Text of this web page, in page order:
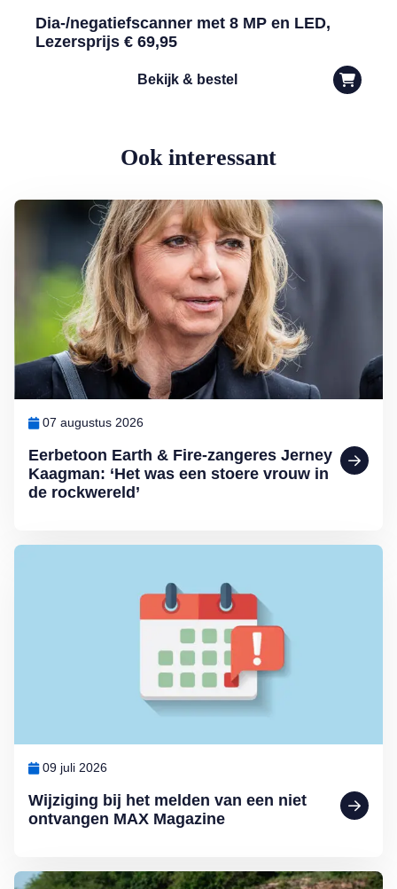
Dia-/negatiefscanner met 8 MP en LED,
Lezersprijs € 69,95
Bekijk & bestel
Ook interessant
Eerbetoon Earth & Fire-zangeres Jerney
Kaagman: ‘Het was een stoere vrouw in
de rockwereld’
07 augustus 2026
Lees meer over Eerbetoon Earth & Fire-zangeres Jerney Kaagman:
Wijziging bij het melden van een niet
ontvangen MAX Magazine
09 juli 2026
Lees meer over Wijziging bij het melden van een niet ontvangen
Lees meer over Senioren zijn reislustiger dan ooit